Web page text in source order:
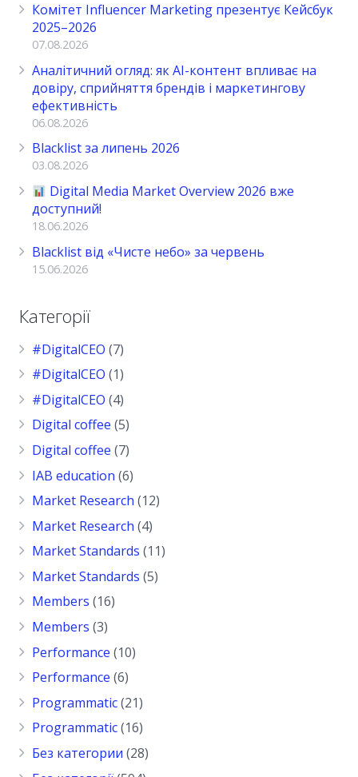
Комітет Influencer Marketing презентує Кейсбук
2025–2026
07.08.2026
Аналітичний огляд: як AI-контент впливає на
довіру, сприйняття брендів і маркетингову
ефективність
06.08.2026
Blacklist за липень 2026
03.08.2026
Digital Media Market Overview 2026 вже
доступний!
18.06.2026
Blacklist від «Чисте небо» за червень
15.06.2026
Категорії
#DigitalCEO (7)
#DigitalCEO (1)
#DigitalCEO (4)
Digital coffee (5)
Digital coffee (7)
IAB education (6)
Market Research (12)
Market Research (4)
Market Standards (11)
Market Standards (5)
Members (16)
Members (3)
Performance (10)
Performance (6)
Programmatic(21)
Programmatic(16)
Без категории (28)